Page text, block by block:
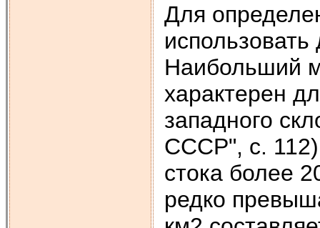
Для
Наибольший
характерен
западного
СССР", с.
стока более
редко